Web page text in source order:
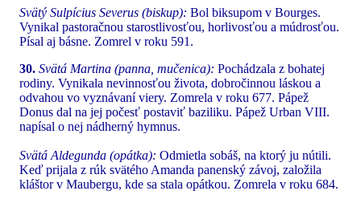
Svätý Sulpícius Severus (biskup): Bol biksupom v Bourges.
Vynikal pastoračnou starostlivosťou, horlivosťou a múdrosťou.
Písal aj básne. Zomrel v roku 591.
30. Svätá Martina (panna, mučenica): Pochádzala z bohatej
rodiny. Vynikala nevinnosťou života, dobročinnou láskou a
odvahou vo vyznávaní viery. Zomrela v roku 677. Pápež
Donus dal na jej počesť postaviť baziliku. Pápež Urban VIII.
napísal o nej nádherný hymnus.
Svätá Aldegunda (opátka): Odmietla sobáš, na ktorý ju nútili.
Keď prijala z rúk svätého Amanda panenský závoj, založila
kláštor v Maubergu, kde sa stala opátkou. Zomrela v roku 684.